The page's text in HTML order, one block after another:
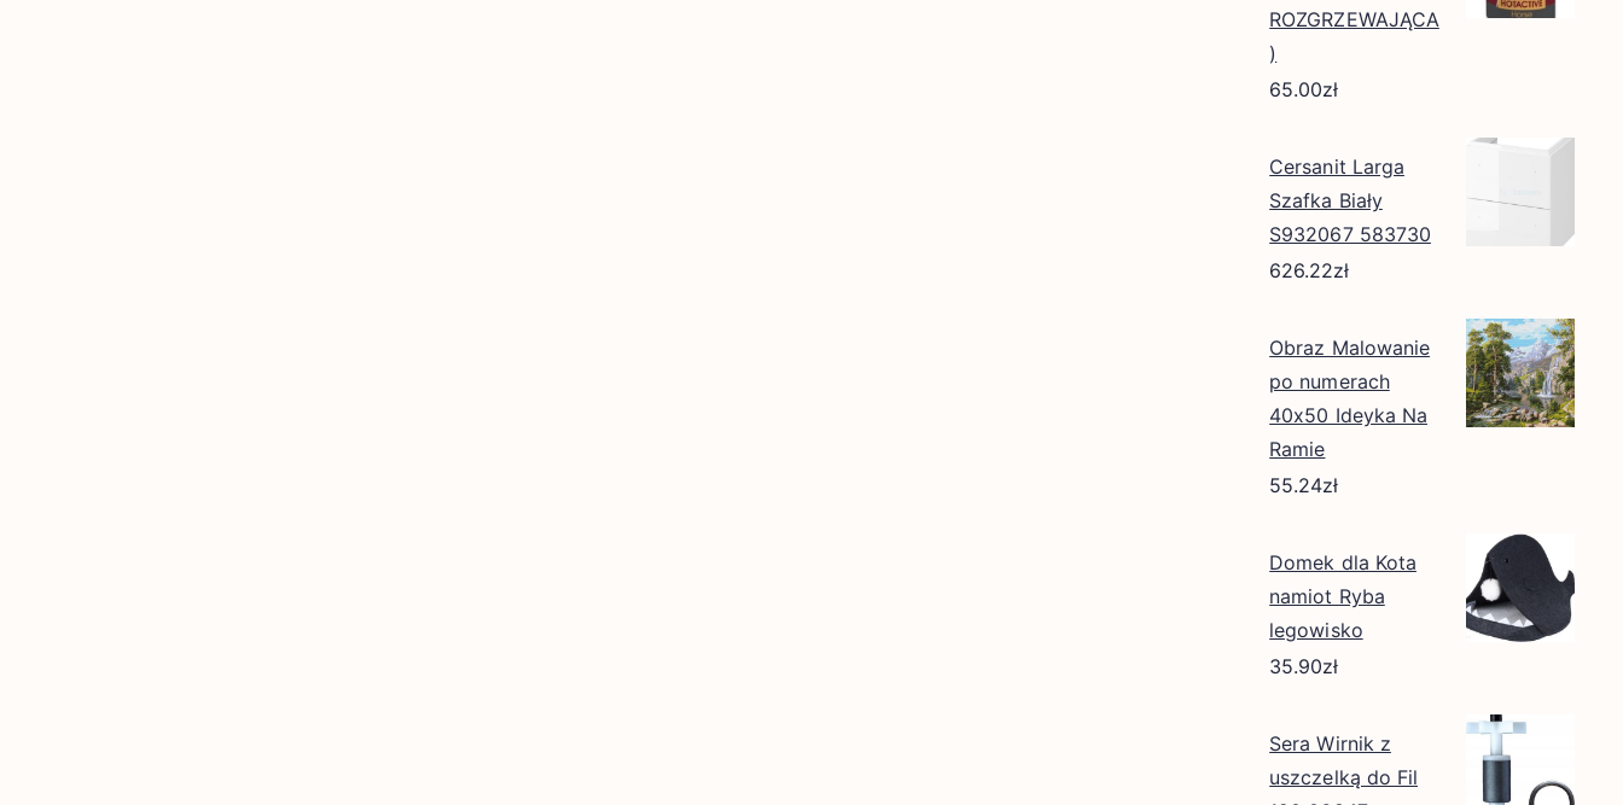
ROZGRZEWAJĄCA
)
65.00zł
Cersanit Larga
Szafka Biały
S932067 583730
626.22zł
Obraz Malowanie
po numerach
40x50 Ideyka Na
Ramie
55.24zł
Domek dla Kota
namiot Ryba
legowisko
35.90zł
Sera Wirnik z
uszczelką do Fil